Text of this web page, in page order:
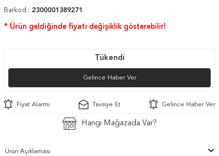
Barkod : 2300001389271
* Ürün geldiğinde fiyatı değişiklik gösterebilir!
Tükendi
Gelince Haber Ver
Fiyat Alarmı Tavsiye Et Gelince Haber Ver
Hangi Mağazada Var?
Ürün Açıklaması